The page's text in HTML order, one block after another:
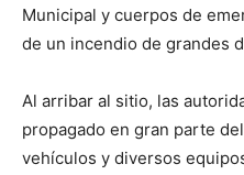
Municipal y cuerpos de
de un incendio de grandes
Al arribar al sitio, las
propagado en gran parte
vehículos y diversos